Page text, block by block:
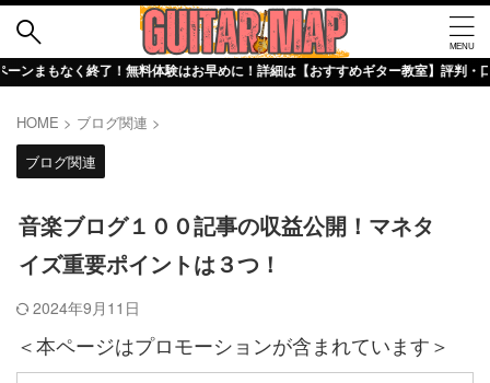
！無料体験はお早めに！詳細は【おすすめギター教室】評判・口コミ詳細記事
HOME > ブログ関連 >
ブログ関連
音楽ブログ１００記事の収益公開！マネタ
イズ重要ポイントは３つ！
2024年9月11日
＜本ページはプロモーションが含まれています＞